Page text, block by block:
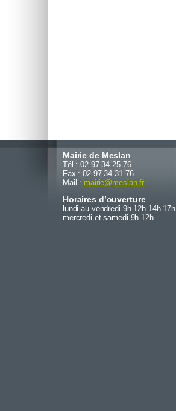
Mairie de Meslan
Tél : 02 97 34 25 76
Fax : 02 97 34 31 76
Mail : mairie@meslan.fr
Horaires d’ouverture
lundi au vendredi 9h-12h 14h-17h
mercredi et samedi 9h-12h